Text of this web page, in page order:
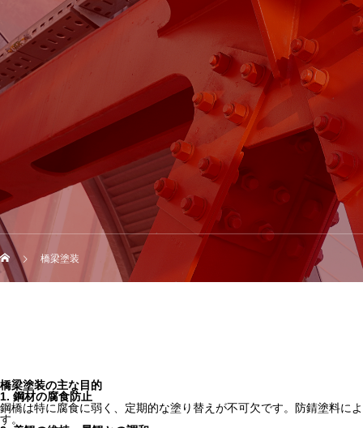
橋梁塗装
橋梁塗装の主な目的
1. 鋼材の腐食防止
鋼橋は特に腐食に弱く、定期的な塗り替えが不可欠です。防錆塗料に
す。